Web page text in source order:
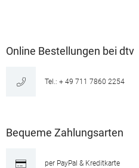
Online Bestellungen bei dtv
Tel.: + 49 711 7860 2254
Bequeme Zahlungsarten
per PayPal & Kreditkarte